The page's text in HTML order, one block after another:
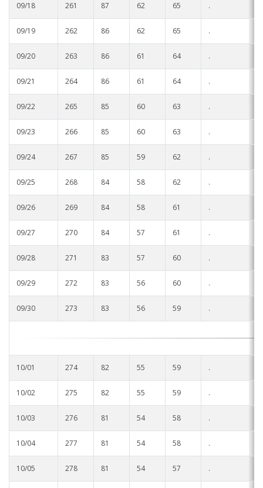
09/18 261 87 62 65 .
09/19 262 86 62 65 .
09/20 263 86 61 64 .
09/21 264 86 61 64 .
09/22 265 85 60 63 .
09/23 266 85 60 63 .
09/24 267 85 59 62 .
09/25 268 84 58 62 .
09/26 269 84 58 61 .
09/27 270 84 57 61 .
09/28 271 83 57 60 .
09/29 272 83 56 60 .
09/30 273 83 56 59 .
10/01 274 82 55 59 .
10/02 275 82 55 59 .
10/03 276 81 54 58 .
10/04 277 81 54 58 .
10/05 278 81 54 57 .